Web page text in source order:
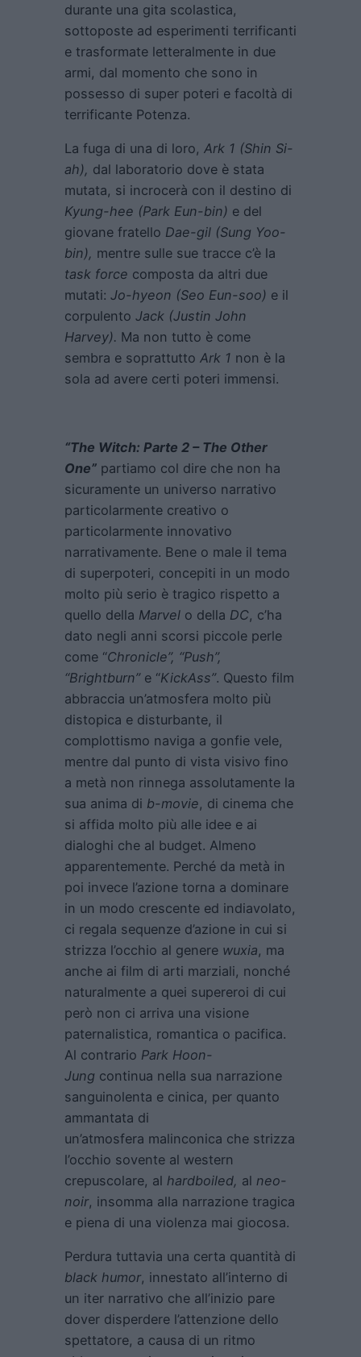
durante una gita scolastica,
sottoposte ad esperimenti terrificanti
e trasformate letteralmente in due
armi, dal momento che sono in
possesso di super poteri e facoltà di
terrificante Potenza.
La fuga di una di loro, Ark 1 (Shin Si-
ah), dal laboratorio dove è stata
mutata, si incrocerà con il destino di
Kyung-hee (Park Eun-bin) e del
giovane fratello Dae-gil (Sung Yoo-
bin), mentre sulle sue tracce c’è la
task force composta da altri due
mutati: Jo-hyeon (Seo Eun-soo) e il
corpulento Jack (Justin John
Harvey). Ma non tutto è come
sembra e soprattutto Ark 1 non è la
sola ad avere certi poteri immensi.
“The Witch: Parte 2 – The Other
One” partiamo col dire che non ha
sicuramente un universo narrativo
particolarmente creativo o
particolarmente innovativo
narrativamente. Bene o male il tema
di superpoteri, concepiti in un modo
molto più serio è tragico rispetto a
quello della Marvel o della DC, c’ha
dato negli anni scorsi piccole perle
come “Chronicle”, “Push”,
“Brightburn”e “KickAss”. Questo film
abbraccia un’atmosfera molto più
distopica e disturbante, il
complottismo naviga a gonfie vele,
mentre dal punto di vista visivo fino
a metà non rinnega assolutamente la
sua anima di b-movie, di cinema che
si affida molto più alle idee e ai
dialoghi che al budget. Almeno
apparentemente. Perché da metà in
poi invece l’azione torna a dominare
in un modo crescente ed indiavolato,
ci regala sequenze d’azione in cui si
strizza l’occhio al genere wuxia, ma
anche ai film di arti marziali, nonché
naturalmente a quei supereroi di cui
però non ci arriva una visione
paternalistica, romantica o pacifica.
Al contrario Park Hoon-
Jung continua nella sua narrazione
sanguinolenta e cinica, per quanto
ammantata di
un’atmosfera malinconica che strizza
l’occhio sovente al western
crepuscolare, al hardboiled, al neo-
noir, insomma alla narrazione tragica
e piena di una violenza mai giocosa.
Perdura tuttavia una certa quantità di
black humor, innestato all’interno di
un iter narrativo che all’inizio pare
dover disperdere l’attenzione dello
spettatore, a causa di un ritmo